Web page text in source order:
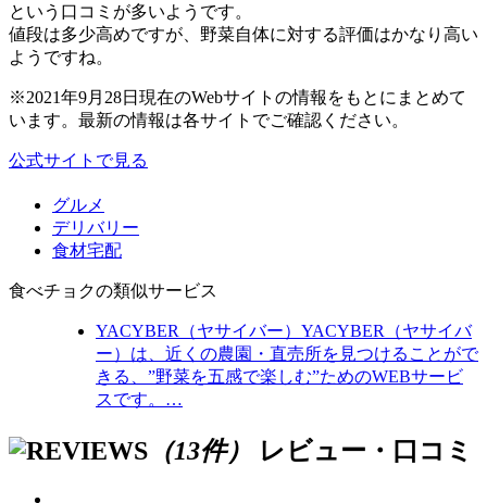
という口コミが多いようです。
値段は多少高めですが、野菜自体に対する評価はかなり高い
ようですね。
※2021年9月28日現在のWebサイトの情報をもとにまとめて
います。最新の情報は各サイトでご確認ください。
公式サイトで見る
グルメ
デリバリー
食材宅配
食べチョクの類似サービス
YACYBER（ヤサイバー） YACYBER（ヤサイバ
ー）は、近くの農園・直売所を見つけることがで
きる、”野菜を五感で楽しむ”ためのWEBサービ
スです。…
（13件） レビュー・口コミ